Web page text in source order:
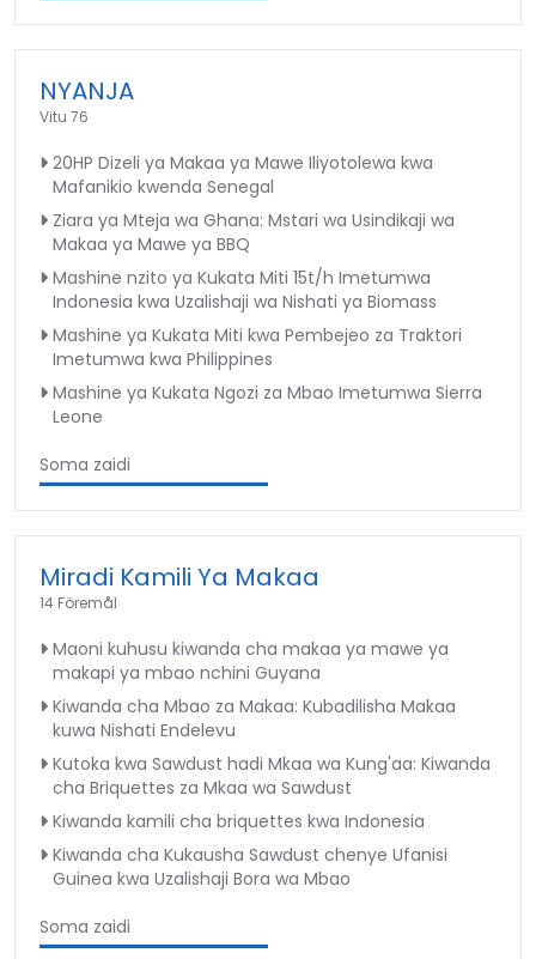
NYANJA
Vitu 76
20HP Dizeli ya Makaa ya Mawe Iliyotolewa kwa
Mafanikio kwenda Senegal
Ziara ya Mteja wa Ghana: Mstari wa Usindikaji wa
Makaa ya Mawe ya BBQ
Mashine nzito ya Kukata Miti 15t/h Imetumwa
Indonesia kwa Uzalishaji wa Nishati ya Biomass
Mashine ya Kukata Miti kwa Pembejeo za Traktori
Imetumwa kwa Philippines
Mashine ya Kukata Ngozi za Mbao Imetumwa Sierra
Leone
Soma zaidi
Miradi Kamili Ya Makaa
14 Föremål
Maoni kuhusu kiwanda cha makaa ya mawe ya
makapi ya mbao nchini Guyana
Kiwanda cha Mbao za Makaa: Kubadilisha Makaa
kuwa Nishati Endelevu
Kutoka kwa Sawdust hadi Mkaa wa Kung'aa: Kiwanda
cha Briquettes za Mkaa wa Sawdust
Kiwanda kamili cha briquettes kwa Indonesia
Kiwanda cha Kukausha Sawdust chenye Ufanisi
Guinea kwa Uzalishaji Bora wa Mbao
Soma zaidi